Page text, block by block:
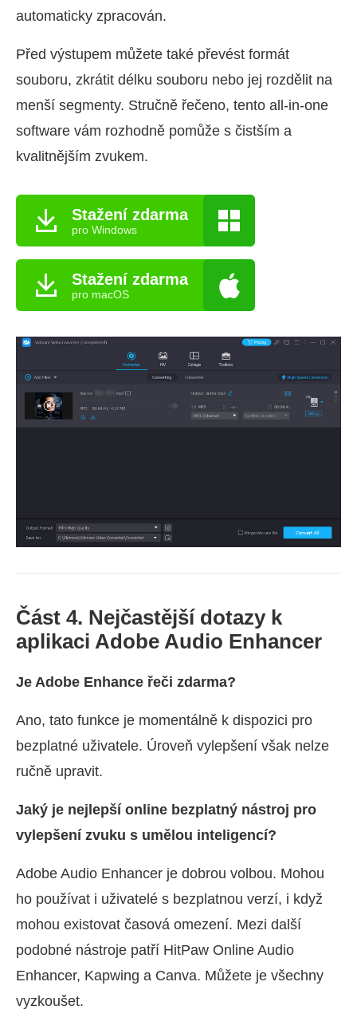
automaticky zpracován.
Před výstupem můžete také převést formát
souboru, zkrátit délku souboru nebo jej rozdělit na
menší segmenty. Stručně řečeno, tento all-in-one
software vám rozhodně pomůže s čistším a
kvalitnějším zvukem.
Stažení zdarma
pro Windows
Stažení zdarma
pro macOS
Část 4. Nejčastější dotazy k
aplikaci Adobe Audio Enhancer
Je Adobe Enhance řeči zdarma?
Ano, tato funkce je momentálně k dispozici pro
bezplatné uživatele. Úroveň vylepšení však nelze
ručně upravit.
Jaký je nejlepší online bezplatný nástroj pro
vylepšení zvuku s umělou inteligencí?
Adobe Audio Enhancer je dobrou volbou. Mohou
ho používat i uživatelé s bezplatnou verzí, i když
mohou existovat časová omezení. Mezi další
podobné nástroje patří HitPaw Online Audio
Enhancer, Kapwing a Canva. Můžete je všechny
vyzkoušet.